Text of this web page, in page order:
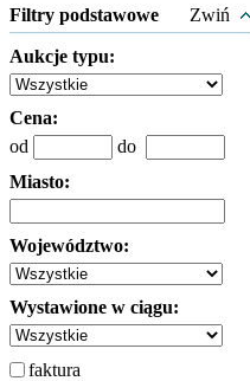
Filtry podstawowe Zwiń
Aukcje typu:
Cena:
od
do
Miasto:
Województwo:
Wystawione w ciągu:
faktura